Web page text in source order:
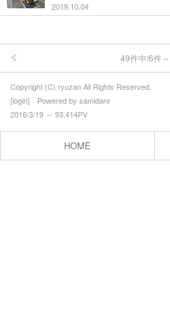
2019.10.04
49件中/6件
Copyright (C) ryuzan All Rights Reserved.
[login] Powered by samidare
2016/3/19 ～ 93,414PV
HOME